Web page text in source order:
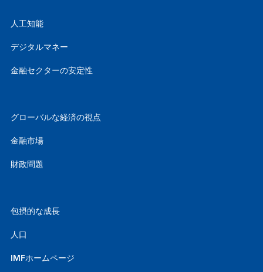
人工知能
デジタルマネー
金融セクターの安定性
グローバルな経済の視点
金融市場
財政問題
包摂的な成長
人口
IMFホームページ